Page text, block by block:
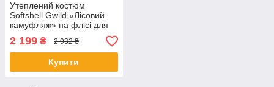
Утеплений костюм
Softshell Gwild «Лісовий
камуфляж» на флісі для
риболовлі та полювання
розмір L
2 199 ₴ 2 932 ₴
Купити